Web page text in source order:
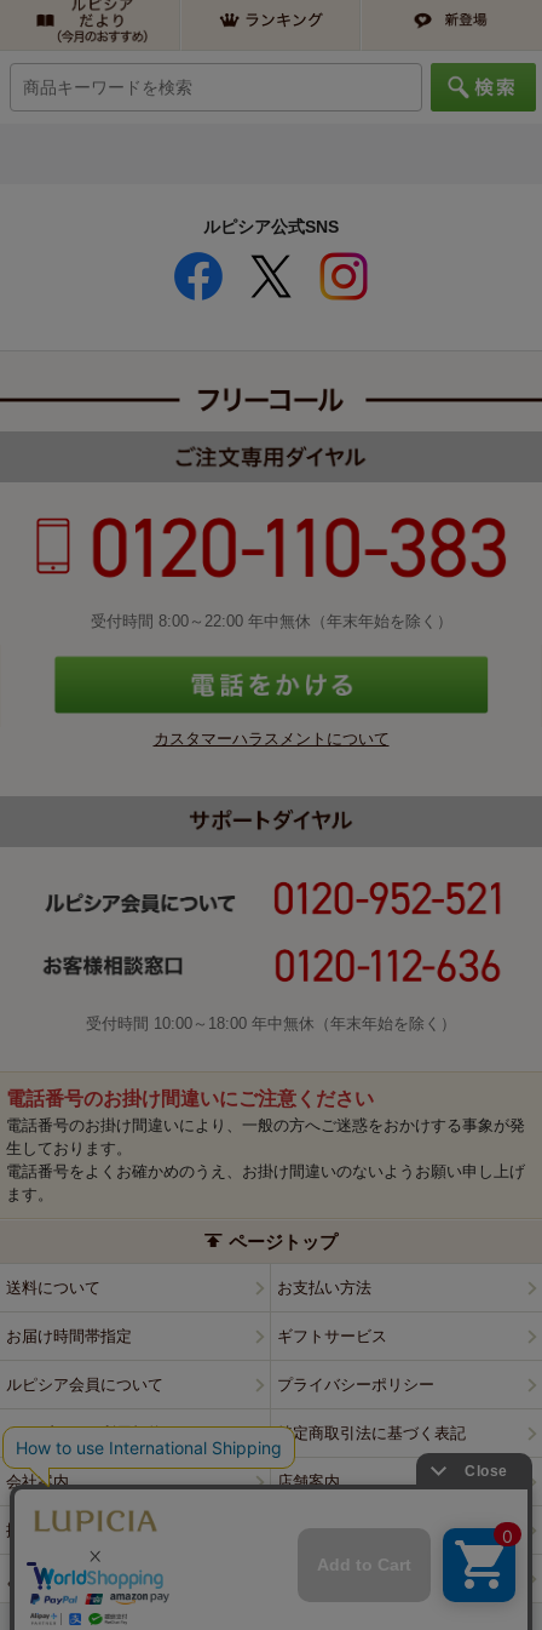
ルピシア公式SNS
受付時間 8:00～22:00 年中無休（年末年始を除く）
カスタマーハラスメントについて
受付時間 10:00～18:00 年中無休（年末年始を除く）
電話番号のお掛け間違いにご注意ください
電話番号のお掛け間違いにより、一般の方へご迷惑をおかけする事象が発
生しております。
電話番号をよくお確かめのうえ、お掛け間違いのないようお願い申し上げ
ます。
ページトップ
送料について お支払い方法
お届け時間帯指定 ギフトサービス
ルピシア会員について プライバシーポリシー
ウェブサイト利用規約 特定商取引法に基づく表記
会社案内 店舗案内
採用情報 ルピシアブランド
よくある質問